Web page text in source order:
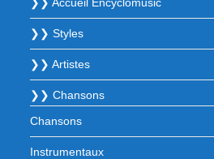
❯❯ Styles
❯❯ Artistes
❯❯ Chansons
Chansons
Instrumentaux